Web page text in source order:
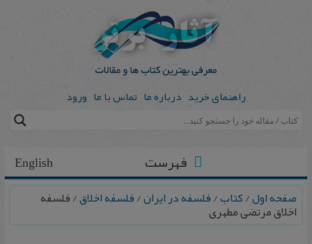
راهنمای خرید درباره ما تماس با ما ورود
English فهرست
صفحه اول/کتاب/فلسفه در ایران/فلسفه اخلاق/ فلسفه‌
اخلاق مرتضی مطهری